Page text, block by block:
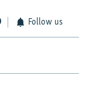
Follow us